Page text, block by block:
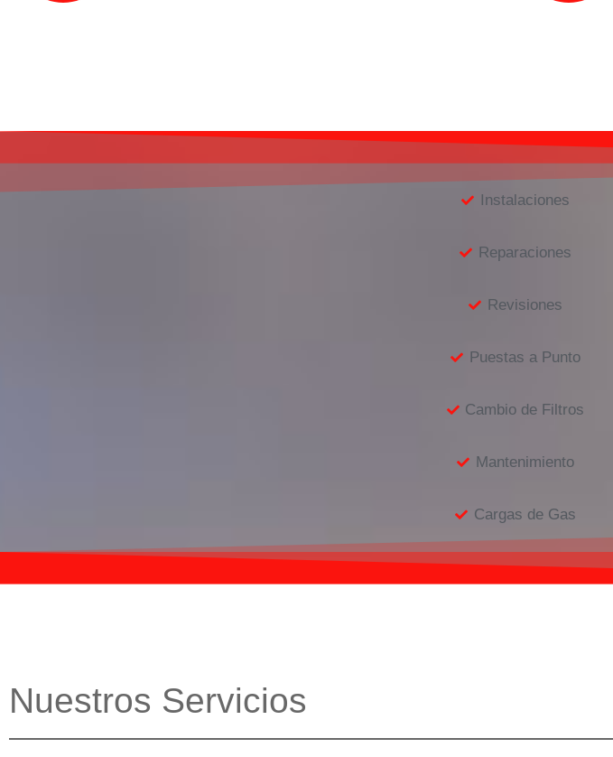
Instalaciones
Reparaciones
Revisiones
Puestas a Punto
Cambio de Filtros
Mantenimiento
Cargas de Gas
Nuestros Servicios